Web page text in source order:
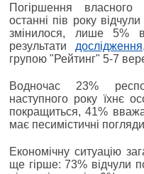
Погіршення власного
останні пів року
змінилося, лише 5%
результати дослідження
групою "Рейтинг" 5-7
Водночас 23%
наступного року їхнє
покращиться, 41%
має песимістичні
Економічну ситуацію
ще гірше: 73% відчули